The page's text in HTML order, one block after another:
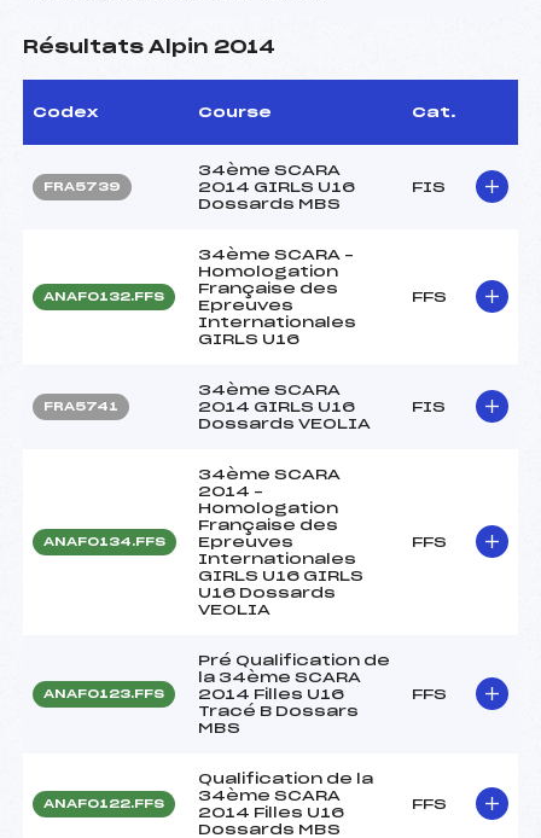
Résultats Alpin 2014
Codex Course Cat.
FRA5739
34ème SCARA
2014 GIRLS U16
Dossards MBS
FIS
ANAF0132.FFS
34ème SCARA –
Homologation
Française des
Epreuves
Internationales
GIRLS U16
FFS
FRA5741
34ème SCARA
2014 GIRLS U16
Dossards VEOLIA
FIS
ANAF0134.FFS
34ème SCARA
2014 –
Homologation
Française des
Epreuves
Internationales
GIRLS U16 GIRLS
U16 Dossards
VEOLIA
FFS
ANAF0123.FFS
Pré Qualification de
la 34ème SCARA
2014 Filles U16
Tracé B Dossars
MBS
FFS
ANAF0122.FFS
Qualification de la
34ème SCARA
2014 Filles U16
Dossards MBS
FFS